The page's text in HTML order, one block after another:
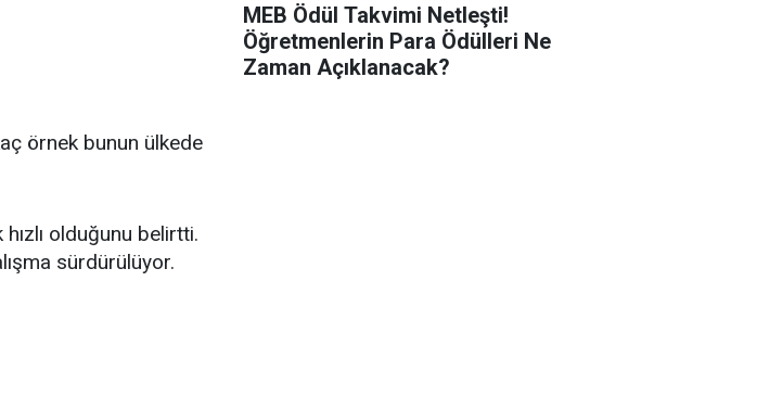
örnek bunun ülkede
olduğunu belirtti.
sürdürülüyor.
MEB Ödül Takvimi Netleşti!
Öğretmenlerin Para Ödülleri Ne
Zaman Açıklanacak?